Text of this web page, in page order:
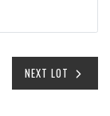
NEXT LOT